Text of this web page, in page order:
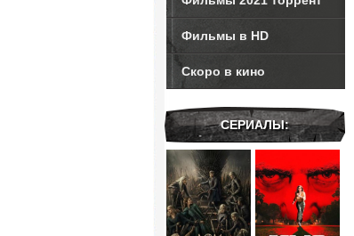
Фильмы в HD
Скоро в кино
СЕРИАЛЫ: